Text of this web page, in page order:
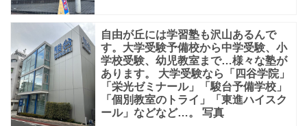
自由が丘には学習塾も沢山あるんで
す。大学受験予備校から中学受験、小
学校受験、幼児教室まで…様々な塾が
あります。 大学受験なら「四谷学院」
「栄光ゼミナール」「駿台予備学校」
「個別教室のトライ」「東進ハイスク
ール」などなど…。 写真